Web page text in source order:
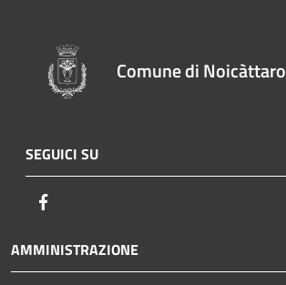
Comune di Noicàttaro
SEGUICI SU
AMMINISTRAZIONE